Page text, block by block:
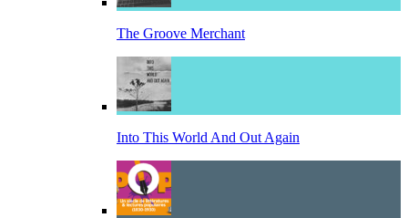
The Groove Merchant
Into This World And Out Again